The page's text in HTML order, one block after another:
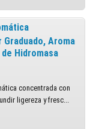
Graduado, Aroma
Hidromasa
concentrada con
ligereza y fresc...